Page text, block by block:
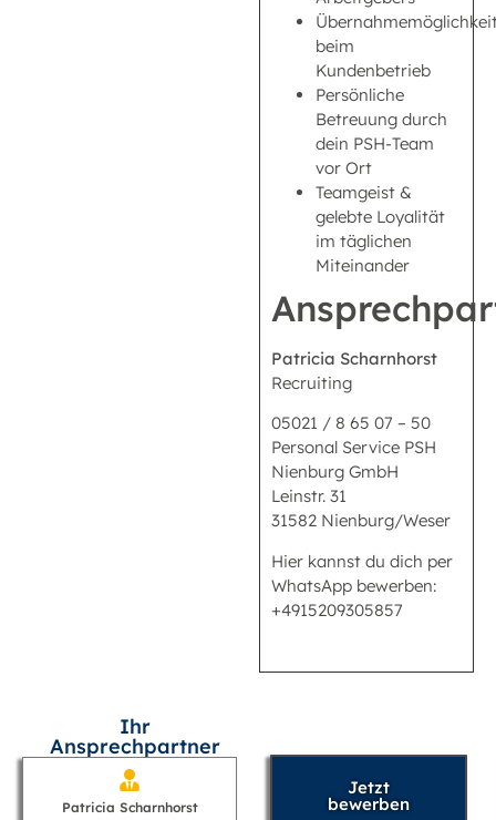
beim
Kundenbetrieb
Persönliche
Betreuung durch
dein PSH-Team
vor Ort
Teamgeist &
gelebte Loyalität
im täglichen
Miteinander
Patricia Scharnhorst
Recruiting
05021 / 8 65 07 – 50
Personal Service PSH
Nienburg GmbH
Leinstr. 31
31582 Nienburg/Weser
Hier kannst du dich per
WhatsApp bewerben:
+4915209305857
Ihr
Ansprechpartner
Patricia Scharnhorst
Jetzt
bewerben